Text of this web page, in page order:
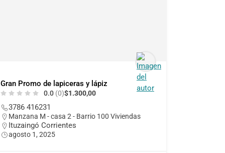
Gran Promo de lapiceras y lápiz
0.0 (0)$1.300,00
3786 416231
Manzana M - casa 2 - Barrio 100 Viviendas
Ituzaingó Corrientes
agosto 1, 2025